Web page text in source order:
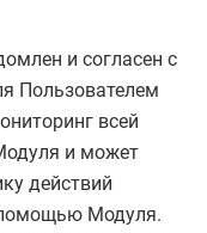
и согласен с
Пользователем
всей
и может
действий
помощью Модуля.